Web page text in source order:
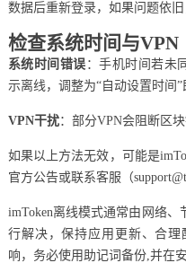
数据后重新登录，如果问题依
检查系统时间与VPN
系统时间错误 ：手机时间若未
示离线，调整为“自动设置时间”
VPN干扰：部分VPN会阻断区
如果以上方法无效，可能是
官方公告或联系客服（
imToken离线模式通常由网络
行解决，保持应用更新、合
响，务必使用助记词备份,并在